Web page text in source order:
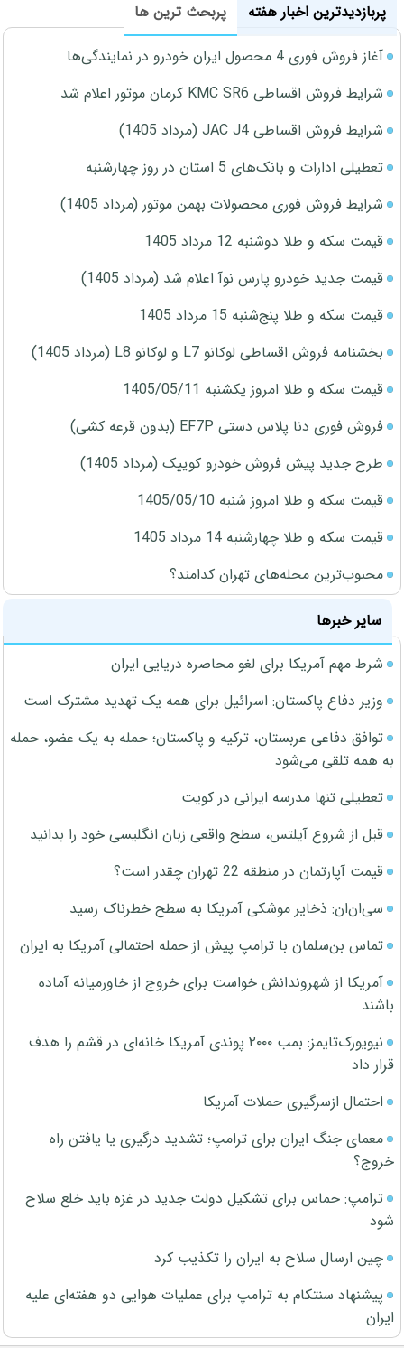
پربازدیدترین اخبار هفته
پربحث ترین ها
آغاز فروش فوری 4 محصول ایران خودرو در نمایندگی‌ها
شرایط فروش اقساطی KMC SR6 کرمان موتور اعلام شد
شرایط فروش اقساطی JAC J4 (مرداد 1405)
تعطیلی ادارات و بانک‌های 5 استان در روز چهارشنبه
شرایط فروش فوری محصولات بهمن موتور (مرداد 1405)
قیمت سکه و طلا دوشنبه 12 مرداد 1405
قیمت جدید خودرو پارس نوآ اعلام شد (مرداد 1405)
قیمت سکه و طلا پنج‌شنبه 15 مرداد 1405
بخشنامه فروش اقساطی لوکانو L7 و لوکانو L8 (مرداد 1405)
قیمت سکه و طلا امروز یکشنبه 1405/05/11
فروش فوری دنا پلاس دستی EF7P (بدون قرعه کشی)
طرح جدید پیش فروش خودرو کوییک (مرداد 1405)
قیمت سکه و طلا امروز شنبه 1405/05/10
قیمت سکه و طلا چهارشنبه 14 مرداد 1405
محبوب‌ترین محله‌های تهران کدامند؟
سایر خبرها
شرط مهم آمریکا برای لغو محاصره دریایی ایران
وزیر دفاع پاکستان: اسرائیل برای همه یک تهدید مشترک است
توافق دفاعی عربستان، ترکیه و پاکستان؛ حمله به یک عضو، حمله
به همه تلقی می‌شود
تعطیلی تنها مدرسه ایرانی در کویت
قبل از شروع آیلتس، سطح واقعی زبان انگلیسی خود را بدانید
قیمت آپارتمان در منطقه 22 تهران چقدر است؟
سی‌ان‌ان: ذخایر موشکی آمریکا به سطح خطرناک رسید
تماس بن‌سلمان با ترامپ پیش از حمله احتمالی آمریکا به ایران
آمریکا از شهروندانش خواست برای خروج از خاورمیانه آماده
باشند
نیویورک‌تایمز: بمب ۲۰۰۰ پوندی آمریکا خانه‌ای در قشم را هدف
قرار داد
احتمال ازسرگیری حملات آمریکا
معمای جنگ ایران برای ترامپ؛ تشدید درگیری یا یافتن راه
خروج؟
ترامپ: حماس برای تشکیل دولت جدید در غزه باید خلع سلاح
شود
چین ارسال سلاح به ایران را تکذیب کرد
پیشنهاد سنتکام به ترامپ برای عملیات هوایی دو هفته‌ای علیه
ایران